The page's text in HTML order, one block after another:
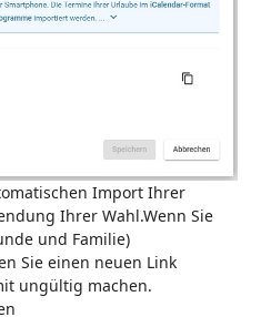
Import Ihrer
Ihrer Wahl.Wenn Sie
und Familie)
Sie einen neuen Link
ungültig machen.